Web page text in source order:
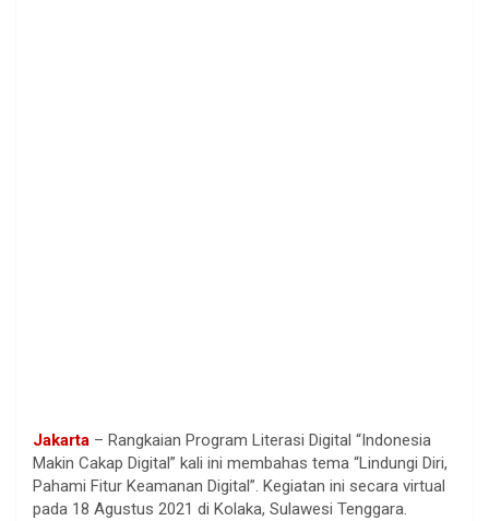
Jakarta – Rangkaian Program Literasi Digital “Indonesia
Makin Cakap Digital” kali ini membahas tema “Lindungi Diri,
Pahami Fitur Keamanan Digital”. Kegiatan ini secara virtual
pada 18 Agustus 2021 di Kolaka, Sulawesi Tenggara.